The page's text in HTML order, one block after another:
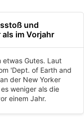
und
im Vorjahr
etwas Gutes. Laut
'Dept. of Earth and
der New Yorker
weniger als die
einem Jahr.